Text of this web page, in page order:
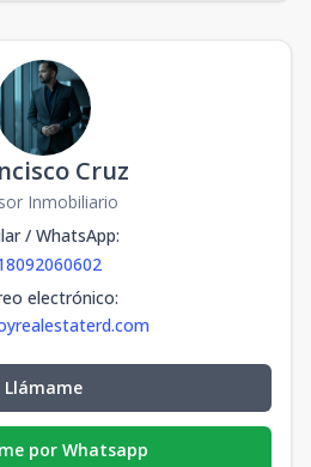
Cruz
Inmobiliario
/ WhatsApp:
electrónico:
Llámame
por Whatsapp